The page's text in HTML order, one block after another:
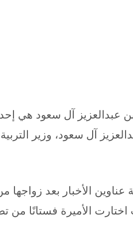
عبدالعزيز آل سعود هي
آل سعود، وزير
حصة عناوين الأخبار
الأميرة فستانًا من